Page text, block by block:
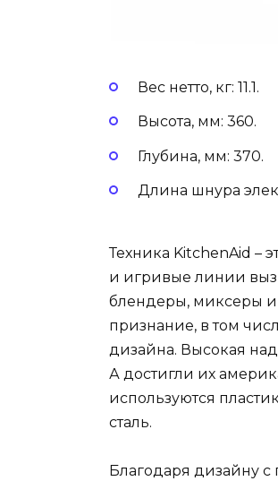
Вес нетто, кг: 11.1.
Высота, мм: 360.
Глубина, мм: 370.
Длина шнура
Техника KitchenAid –
и игривые линии
блендеры, миксеры и
признание, в том
дизайна. Высокая
А достигли их
используются
сталь.
Благодаря дизайну